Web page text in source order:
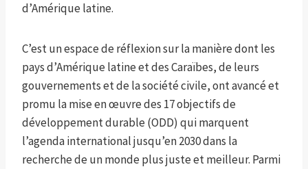
d’Amérique latine.
C’est un espace de réflexion sur la manière dont les
pays d’Amérique latine et des Caraïbes, de leurs
gouvernements et de la société civile, ont avancé et
promu la mise en œuvre des 17 objectifs de
développement durable (ODD) qui marquent
l’agenda international jusqu’en 2030 dans la
recherche de un monde plus juste et meilleur. Parmi